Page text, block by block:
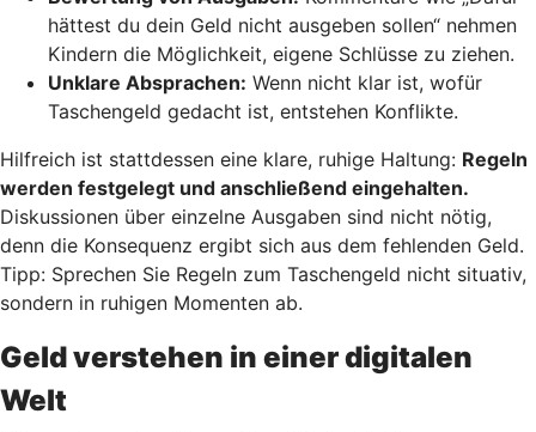
hättest du dein Geld nicht ausgeben sollen“ nehmen
Kindern die Möglichkeit, eigene Schlüsse zu ziehen.
Unklare Absprachen: Wenn nicht klar ist, wofür
Taschengeld gedacht ist, entstehen Konflikte.
Hilfreich ist stattdessen eine klare, ruhige Haltung: Regeln
werden festgelegt und anschließend eingehalten.
Diskussionen über einzelne Ausgaben sind nicht nötig,
denn die Konsequenz ergibt sich aus dem fehlenden Geld.
Tipp: Sprechen Sie Regeln zum Taschengeld nicht situativ,
sondern in ruhigen Momenten ab.
Geld verstehen in einer digitalen
Welt